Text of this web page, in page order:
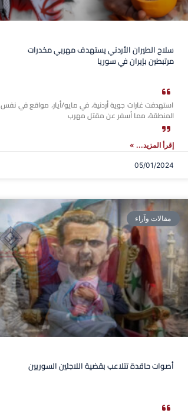
سلاح الطيران الأردني يستهدف مهربي مخدرات
مرتبطين بإيران في سوريا
استهدفت غارات جوية أردنية، في مايو/أيار، مواقع في نفس
المنطقة، مما أسفر عن مقتل مهرب
إقرأ المزيد... »
05/01/2024
مقالات وآراء
أصوات حاقدة تتلاعب بقضية اللاجئين السوريين